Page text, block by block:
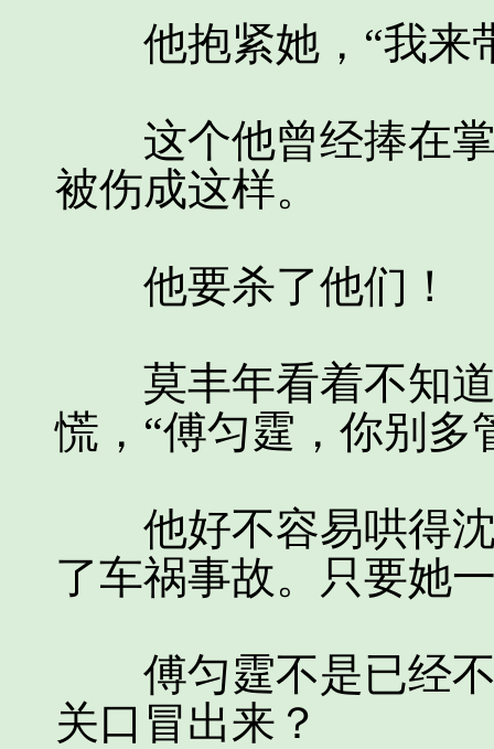
他抱紧她，“我来
这个他曾经捧在掌
被伤成这样。
他要杀了他们！
莫丰年看着不知道
慌，“傅匀霆，你别多
他好不容易哄得沈
了车祸事故。只要她
傅匀霆不是已经不
关口冒出来？